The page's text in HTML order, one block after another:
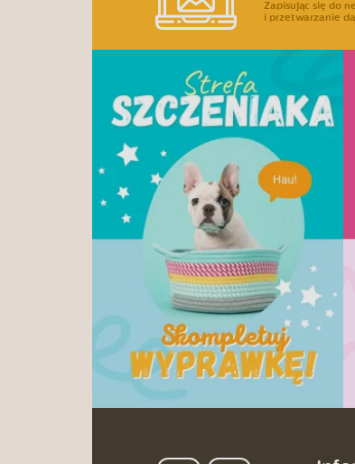
Zapisując się do
i przetwarzanie